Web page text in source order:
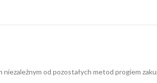
od pozostałych metod progiem